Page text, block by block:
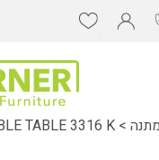
>
TABLE 3316 K